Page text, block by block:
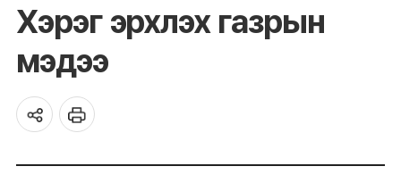
Хэрэг эрхлэх газрын
мэдээ